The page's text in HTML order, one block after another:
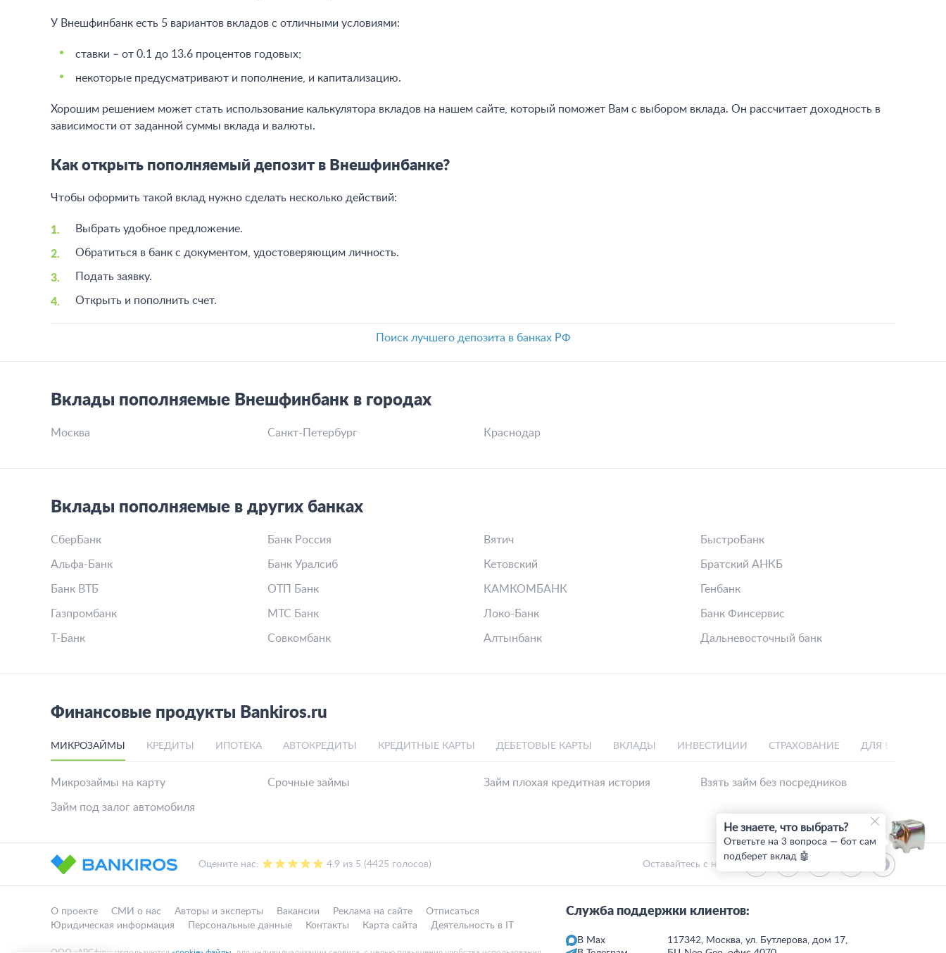
У Внешфинбанк есть 5 вариантов вкладов с отличными условиями:
ставки – от 0.1 до 13.6 процентов годовых;
некоторые предусматривают и пополнение, и капитализацию.
Хорошим решением может стать использование калькулятора вкладов на нашем сайте, который поможет Вам с выбором вклада. Он рассчитает доходность в
зависимости от заданной суммы вклада и валюты.
Как открыть пополняемый депозит в Внешфинбанке?
Чтобы оформить такой вклад нужно сделать несколько действий:
Выбрать удобное предложение.
Обратиться в банк с документом, удостоверяющим личность.
Подать заявку.
Открыть и пополнить счет.
Поиск лучшего депозита в банках РФ
Вклады пополняемые Внешфинбанк в городах
Москва Санкт-Петербург Краснодар
Вклады пополняемые в других банках
СберБанк
Альфа-Банк
Банк ВТБ
Газпромбанк
Т-Банк
Банк Россия
Банк Уралсиб
ОТП Банк
МТС Банк
Совкомбанк
Вятич
Кетовский
КАМКОМБАНК
Локо-Банк
Алтынбанк
БыстроБанк
Братский АНКБ
Генбанк
Банк Финсервис
Дальневосточный банк
Финансовые продукты Bankiros.ru
МИКРОЗАЙМЫ КРЕДИТЫ ИПОТЕКА АВТОКРЕДИТЫ КРЕДИТНЫЕ КАРТЫ ДЕБЕТОВЫЕ КАРТЫ ВКЛАДЫ ИНВЕСТИЦИИ СТРАХОВАНИЕ ДЛЯ БИЗНЕСА
Микрозаймы на карту
Займ под залог автомобиля
Срочные займы Займ плохая кредитная история Взять займ без посредников
Оцените нас: 4.9 из 5 (4425 голосов) Оставайтесь с нами:
О проекте СМИ о нас Авторы и эксперты Вакансии Реклама на сайте
Отписаться
Юридическая информация
Персональные данные Контакты Карта сайта Деятельность в IT
Служба поддержки клиентов:
В Max
117342, Москва, ул. Бутлерова, дом 17,
Не знаете, что выбрать?
Ответьте на 3 вопроса — бот сам
подберет вклад 🤖